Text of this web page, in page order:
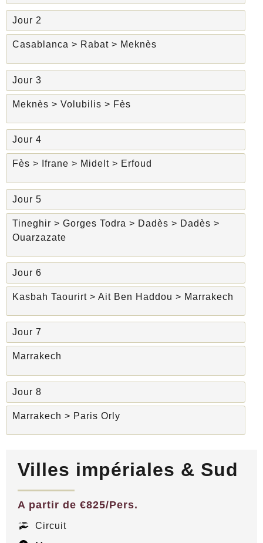
Jour 2
Casablanca > Rabat > Meknès
Jour 3
Meknès > Volubilis > Fès
Jour 4
Fès > Ifrane > Midelt > Erfoud
Jour 5
Tineghir > Gorges Todra > Dadès > Dadès >
Ouarzazate
Jour 6
Kasbah Taourirt > Ait Ben Haddou > Marrakech
Jour 7
Marrakech
Jour 8
Marrakech > Paris Orly
Villes impériales & Sud
A partir de €825/Pers.
Circuit